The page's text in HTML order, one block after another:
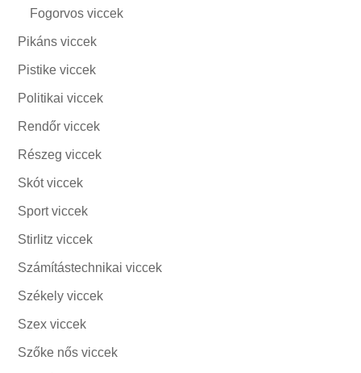
Fogorvos viccek
Pikáns viccek
Pistike viccek
Politikai viccek
Rendőr viccek
Részeg viccek
Skót viccek
Sport viccek
Stirlitz viccek
Számítástechnikai viccek
Székely viccek
Szex viccek
Szőke nős viccek